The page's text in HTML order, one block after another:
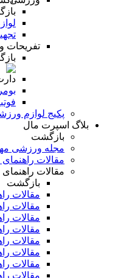
تفریحات
پکیج لوازم
بلاگ اسپرت مال
بازگشت
مجله ورزشی
مقالات
مقالات
بازگشت
مقالات
مقالات
مقالات
مقالات
مقالات
مقالات
مقالات
مقالات